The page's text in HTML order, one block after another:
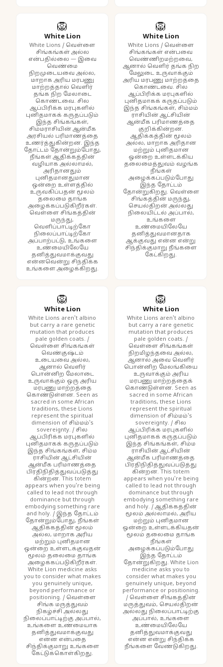
🦁
White Lion
White Lions / வெள்ளை
சிங்கங்கள் அல்ல
என்பதில்லை — இவை
வெண்மை
நிறமுடையவை அல்ல,
மாறாக அரிய மரபணு
மாற்றத்தால் வெளிர்
தங்க நிற மேலாடை
கொண்டவை. சில
ஆப்பிரிக்க மரபுகளில்
புனிதமாகக் கருதப்படும்
இந்த சிங்கங்கள்,
சிம்மராசியின் ஆன்மீக
அரசியல் பரிமாணத்தை
உணர்த்துகின்றன. இந்த
தோட்டம் தோன்றும்போது,
நீங்கள் ஆதிக்கத்தின்
வழியாக அல்லாமல்,
அரிதானதும்
புனிதமானதுமான
ஒன்றை உள்ளத்தில்
உருவகிப்பதன் மூலம்
தலைமை தாங்க
அழைக்கப்படுகிறீர்கள்.
வெள்ளை சிங்கத்தின்
மருந்து,
வெளிப்பாட்டிற்கோ
நிலைப்பாட்டிற்கோ
அப்பாற்பட்டு, உங்களை
உண்மையிலேயே
தனித்துவமாக்குவது
என்னவென்று சிந்திக்க
உங்களை அழைக்கிறது.
🦁
White Lion
White Lions / வெள்ளை
சிங்கங்கள் என்பவை
வெண்ணிறமற்றவை,
ஆனால் வெளிர் தங்க நிற
மேலுடை உருவாக்கும்
அரிய மரபணு மாற்றத்தை
கொண்டவை. சில
ஆப்பிரிக்க மரபுகளில்
புனிதமாகக் கருதப்படும்
இந்த சிங்கங்கள், சிம்மம்
ராசியின் ஆட்சியின்
ஆன்மீக பரிமாணத்தை
குறிக்கின்றன.
ஆதிக்கத்தின் மூலம்
அல்ல, மாறாக அரிதான
மற்றும் புனிதமான
ஒன்றை உள்ளடக்கிய
தலைமைத்துவம் வழங்க
நீங்கள்
அழைக்கப்படும்போது
இந்த தோட்டம்
தோன்றுகிறது. வெள்ளை
சிங்கத்தின் மருந்து,
செயல்திறன் அல்லது
நிலையிட்டல் அப்பால்,
உங்களை
உண்மையிலேயே
தனித்துவமானதாக
ஆக்குவது என்ன என்று
சிந்திக்குமாறு நீங்களை
கேட்கிறது.
🦁
White Lion
White Lions aren't albino
but carry a rare genetic
mutation that produces
pale golden coats. /
வெள்ளை சிங்கங்கள்
வெண்குஷ்டம்
உடையவை அல்ல,
ஆனால் வெளிர்
பொன்னிற மேலாடை
உருவாக்கும் ஒரு அரிய
மரபணு மாற்றத்தை
கொண்டுள்ளன. Seen as
sacred in some African
traditions, these Lions
represent the spiritual
dimension of சிம்மம்'s
sovereignty. / சில
ஆப்பிரிக்க மரபுகளில்
புனிதமாகக் கருதப்படும்
இந்த சிங்கங்கள், சிம்ம
ராசியின் ஆட்சியின்
ஆன்மீக பரிமாணத்தை
பிரதிநிதித்துவப்படுத்து
கின்றன. This totem
appears when you're being
called to lead not through
dominance but through
embodying something rare
and holy. / இந்த தோட்டம்
தோன்றும்போது, நீங்கள்
ஆதிக்கத்தின் மூலம்
அல்ல, மாறாக அரிய
மற்றும் புனிதமான
ஒன்றை உள்ளடக்குவதன்
மூலம் தலைமை தாங்க
அழைக்கப்படுகிறீர்கள்.
White Lion medicine asks
you to consider what makes
you genuinely unique,
beyond performance or
positioning. / வெள்ளை
சிங்க மருத்துவம்
நிகழ்ச்சி அல்லது
நிலைப்பாட்டிற்கு அப்பால்,
உங்களை உண்மையாக
தனித்துவமாக்குவது
என்ன என்பதை
சிந்திக்குமாறு உங்களை
கேட்டுக்கொள்கிறது.
🦁
White Lion
White Lions aren't albino
but carry a rare genetic
mutation that produces
pale golden coats. /
வெள்ளை சிங்கங்கள்
நிறமிழந்தவை அல்ல,
ஆனால் அவை வெளிர்
பொன்னிற மேலங்கியை
உருவாக்கும் அரிய
மரபணு மாற்றத்தைக்
கொண்டுள்ளன. Seen as
sacred in some African
traditions, these Lions
represent the spiritual
dimension of சிம்மம்'s
sovereignty. / சில
ஆப்பிரிக்க மரபுகளில்
புனிதமாகக் கருதப்படும்
இந்த சிங்கங்கள், சிம்ம
ராசியின் ஆட்சியின்
ஆன்மீக பரிமாணத்தை
பிரதிநிதித்துவப்படுத்து
கின்றன. This totem
appears when you're being
called to lead not through
dominance but through
embodying something rare
and holy. / ஆதிக்கத்தின்
மூலம் அல்லாமல், அரிய
மற்றும் புனிதமான
ஒன்றை உள்ளடக்கியதன்
மூலம் தலைமை தாங்க
நீங்கள்
அழைக்கப்படும்போது
இந்த தோட்டம்
தோன்றுகிறது. White Lion
medicine asks you to
consider what makes you
genuinely unique, beyond
performance or positioning.
/ வெள்ளை சிங்கத்தின்
மருத்துவம், செயல்திறன்
அல்லது நிலைப்பாட்டிற்கு
அப்பால், உங்களை
உண்மையிலேயே
தனித்துவமாக்குவது
என்ன என்று சிந்திக்க
நீங்களை வேண்டுகிறது.